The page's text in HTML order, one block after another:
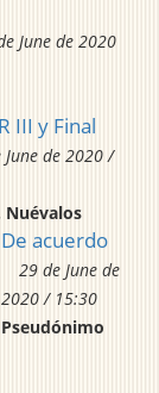
June de 2020
III y Final
June de 2020 /
Nuévalos
De acuerdo
29 de June de
2020 / 15:30
Pseudónimo